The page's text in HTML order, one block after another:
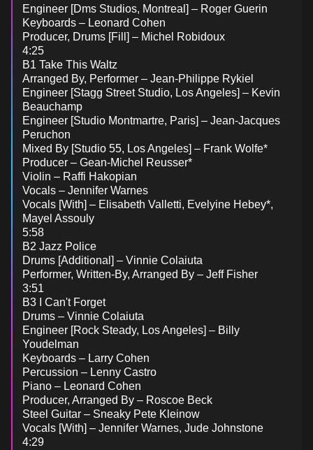
Engineer [Dms Studios, Montreal] – Roger Guerin
Keyboards – Leonard Cohen
Producer, Drums [Fill] – Michel Robidoux
4:25
B1 Take This Waltz
Arranged By, Performer – Jean-Philippe Rykiel
Engineer [Stagg Street Studio, Los Angeles] – Kevin
Beauchamp
Engineer [Studio Montmartre, Paris] – Jean-Jacques
Peruchon
Mixed By [Studio 55, Los Angeles] – Frank Wolfe*
Producer – Gean-Michel Reusser*
Violin – Raffi Hakopian
Vocals – Jennifer Warnes
Vocals [With] – Elisabeth Valletti, Evelyine Hebey*,
Mayel Assouly
5:58
B2 Jazz Police
Drums [Additional] – Vinnie Colaiuta
Performer, Written-By, Arranged By – Jeff Fisher
3:51
B3 I Can't Forget
Drums – Vinnie Colaiuta
Engineer [Rock Steady, Los Angeles] – Billy
Youdelman
Keyboards – Larry Cohen
Percussion – Lenny Castro
Piano – Leonard Cohen
Producer, Arranged By – Roscoe Beck
Steel Guitar – Sneaky Pete Kleinow
Vocals [With] – Jennifer Warnes, Jude Johnstone
4:29